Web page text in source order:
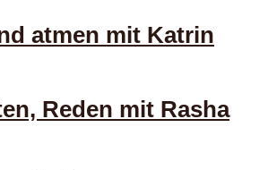
atmen mit Katrin
Reden mit Rasha